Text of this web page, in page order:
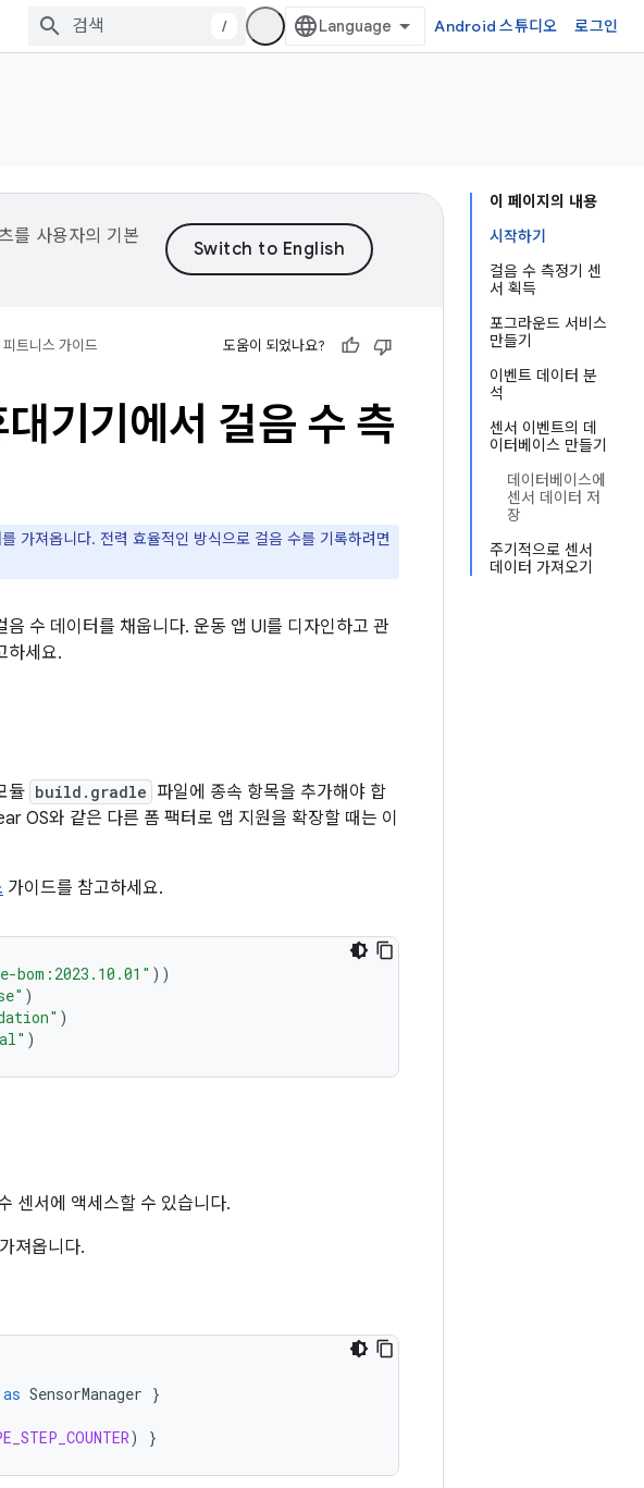
/ Android 스튜디오 로그인
이 페이지의 내용
시작하기
걸음 수 측정기 센
서 획득
포그라운드 서비스
만들기
이벤트 데이터 분
석
센서 이벤트의 데
이터베이스 만들기
데이터베이스에
센서 데이터 저
장
주기적으로 센서
데이터 가져오기
를 사용자의 기본
피트니스 가이드 도움이 되었나요?
기기에서 걸음 수 측
가져옵니다. 전력 효율적인 방식으로 걸음 수를 기록하려면
수 데이터를 채웁니다. 운동 앱 UI를 디자인하고 관
하세요.
듈 build.gradle 파일에 종속 항목을 추가해야 합
OS와 같은 다른 폼 팩터로 앱 지원을 확장할 때는 이
가이드를 참고하세요.
bom:2023.10.01" ))
)
)
)
센서에 액세스할 수 있습니다.
져옵니다.
as SensorManager }
) }